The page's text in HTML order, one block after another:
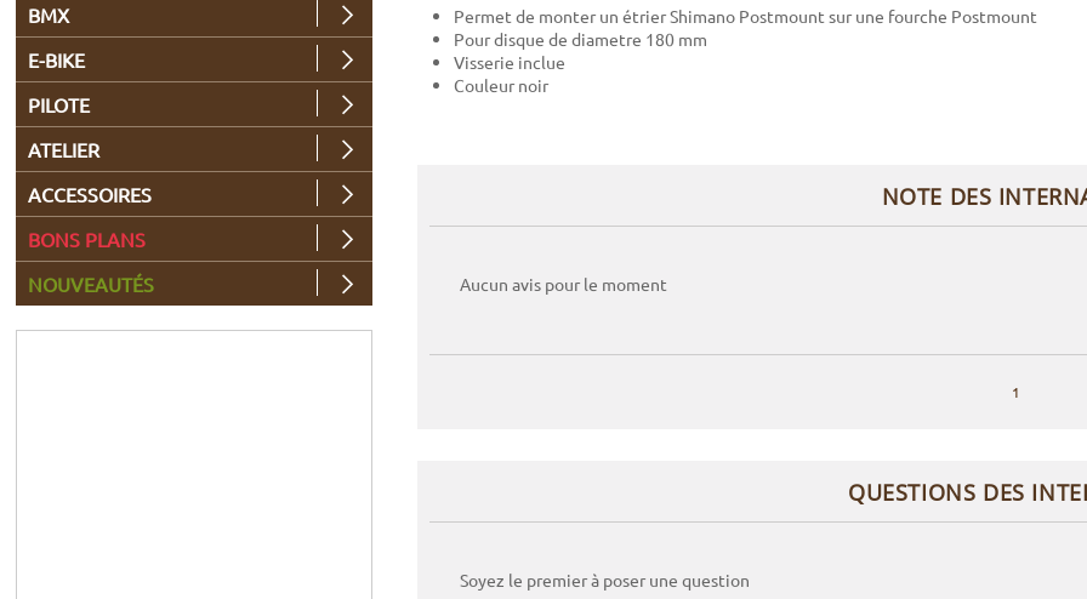
Permet de monter un étrier Shimano Postmount sur une fourche Postmount
Pour disque de diametre 180 mm
Visserie inclue
Couleur noir
NOTE DES
Aucun avis pour le moment
1
QUESTIONS DES
Soyez le premier à poser une question
BMX
E-BIKE
PILOTE
ATELIER
ACCESSOIRES
BONS PLANS
NOUVEAUTÉS